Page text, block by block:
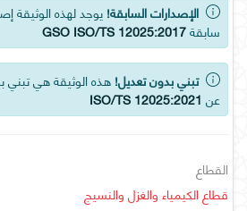
الإصدارات السابقة! يوجد لهذه الوثيقة
سابقةGSO ISO/TS 12025:2017
تبني بدون تعديل! هذه الوثيقة هي تبني
عن ISO/TS 12025:2021
القطاع
قطاع الكيمياء والغزل والنسيج